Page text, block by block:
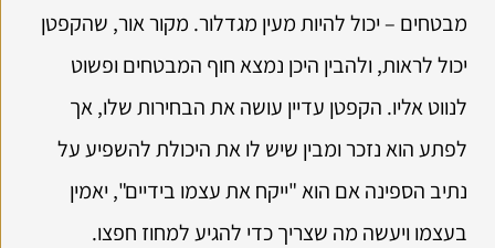
מבטחים – יכול להיות מעין מגדלור. מקור אור, שהקפטן
יכול לראות, ולהבין היכן נמצא חוף המבטחים ופשוט
לנווט אליו. הקפטן עדיין עושה את הבחירות שלו, אך
לפתע הוא נזכר ומבין שיש לו את היכולת להשפיע על
נתיב הספינה אם הוא "ייקח את עצמו בידיים", יאמין
בעצמו ויעשה מה שצריך כדי להגיע למחוז חפצו.